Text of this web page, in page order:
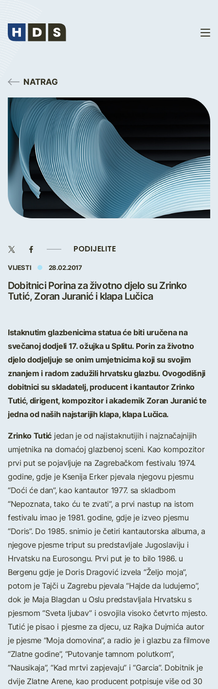
NATRAG
PODIJELITE
VIJESTI 28.02.2017
Dobitnici Porina za životno djelo su Zrinko
Tutić, Zoran Juranić i klapa Lučica
Istaknutim glazbenicima statua će biti uručena na
svečanoj dodjeli 17. ožujka u Splitu. Porin za životno
djelo dodjeljuje se onim umjetnicima koji su svojim
znanjem i radom zadužili hrvatsku glazbu. Ovogodišnji
dobitnici su skladatelj, producent i kantautor Zrinko
Tutić, dirigent, kompozitor i akademik Zoran Juranić te
jedna od naših najstarijih klapa, klapa Lučica.
Zrinko Tutić jedan je od najistaknutijih i najznačajnijih
umjetnika na domaćoj glazbenoj sceni. Kao kompozitor
prvi put se pojavljuje na Zagrebačkom festivalu 1974.
godine, gdje je Ksenija Erker pjevala njegovu pjesmu
“Doći će dan”, kao kantautor 1977. sa skladbom
“Nepoznata, tako ću te zvati”, a prvi nastup na istom
festivalu imao je 1981. godine, gdje je izveo pjesmu
“Doris”. Do 1985. snimio je četiri kantautorska albuma, a
njegove pjesme triput su predstavljale Jugoslaviju i
Hrvatsku na Eurosongu. Prvi put je to bilo 1986. u
Bergenu gdje je Doris Dragović izvela “Željo moja”,
potom je Tajči u Zagrebu pjevala “Hajde da ludujemo”,
dok je Maja Blagdan u Oslu predstavljala Hrvatsku s
pjesmom “Sveta ljubav” i osvojila visoko četvrto mjesto.
Tutić je pisao i pjesme za djecu, uz Rajka Dujmića autor
je pjesme “Moja domovina”, a radio je i glazbu za filmove
“Zlatne godine”, “Putovanje tamnom polutkom”,
“Nausikaja”, “Kad mrtvi zapjevaju” i “Garcia”. Dobitnik je
dvije Zlatne Arene, kao producent potpisuje više od 30